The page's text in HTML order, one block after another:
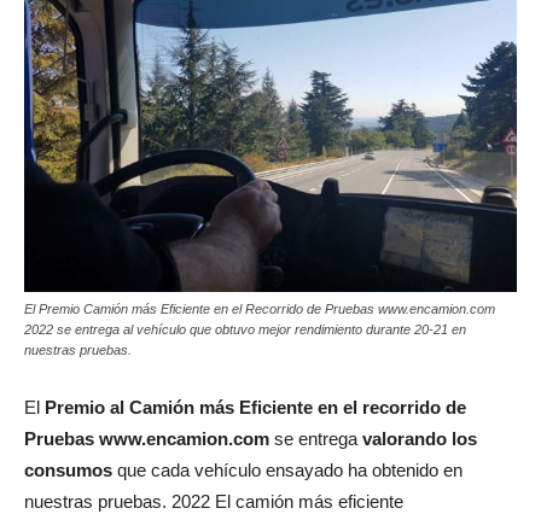
El Premio Camión más Eficiente en el Recorrido de Pruebas www.encamion.com
2022 se entrega al vehículo que obtuvo mejor rendimiento durante 20-21 en
nuestras pruebas.
El Premio al Camión más Eficiente en el recorrido de
Pruebas www.encamion.com se entrega valorando los
consumos que cada vehículo ensayado ha obtenido en
nuestras pruebas. 2022 El camión más eficiente